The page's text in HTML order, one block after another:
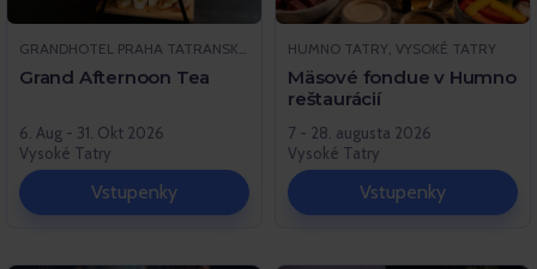
Grand Afternoon Tea
6. Aug - 31. Okt 2026
Vysoké Tatry
Vstupenky
HUMNO TATRY, VYSOKÉ TATRY
Mäsové fondue v Humno
reštaurácií
7 - 28. augusta 2026
Vysoké Tatry
Vstupenky